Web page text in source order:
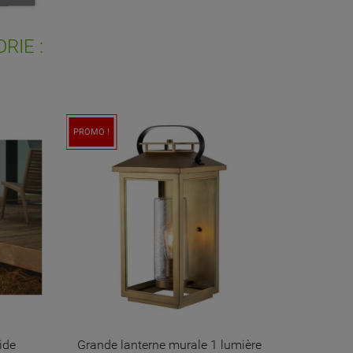
:
PROMO !
Grande lanterne murale 1 lumière